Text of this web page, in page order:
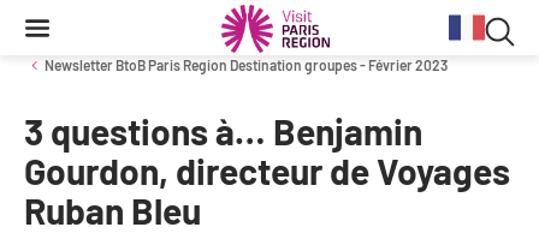
Contenu
Navigation
principale
Recherche
Conjoncture
Tableau de bord mensuel
Aides et financements
Fonds Régional pour le Tourisme
Services aux clientèles d'affaires
Stratégie et plan d'actions BtoB 2026
Organisez votre séminaire
Se déplacer à Paris Region
Volontaires du Tourisme
Information Tourisme
le
Newsletter BtoB Paris Region Destination groupes - Février 2023
3 questions à… Benjamin
Gourdon, directeur de Voyages
Ruban Bleu